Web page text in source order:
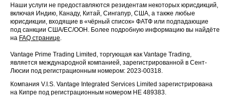
Наши услуги не предоставляются резидентам некоторых юрисдикций,
включая Индию, Канаду, Китай, Сингапур, США, а также любые
юрисдикции, входящие в «чёрный список» ФАТФ или подпадающие
под санкции США/ЕС/ООН. Более подробную информацию вы найдёте
на FAQ странице.
Vantage Prime Trading Limited, торгующая как Vantage Trading,
является международной компанией, зарегистрированной в Сент-
Люсии под регистрационным номером: 2023-00318.
Компания V.I.S. Vantage Integrated Services Limited зарегистрирована
на Кипре под регистрационным номером HE 489383.